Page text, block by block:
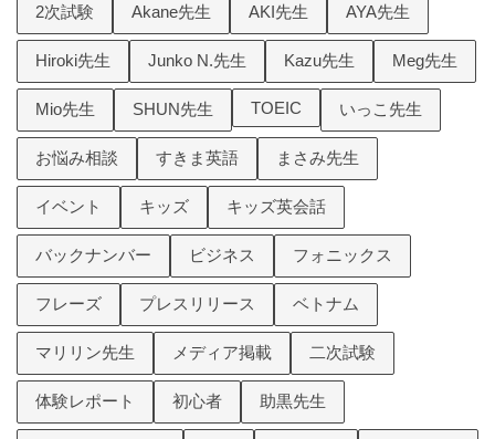
2次試験 Akane先生 AKI先生 AYA先生
Hiroki先生 Junko N.先生 Kazu先生 Meg先生
Mio先生 SHUN先生 TOEIC いっこ先生
お悩み相談 すきま英語 まさみ先生
イベント キッズ キッズ英会話
バックナンバー ビジネス フォニックス
フレーズ プレスリリース ベトナム
マリリン先生 メディア掲載 二次試験
体験レポート 初心者 助黒先生